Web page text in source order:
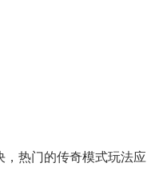
热门的传奇模式玩法应